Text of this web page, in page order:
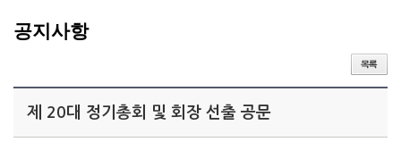
공지사항
제 20대 정기총회 및 회장 선출 공문